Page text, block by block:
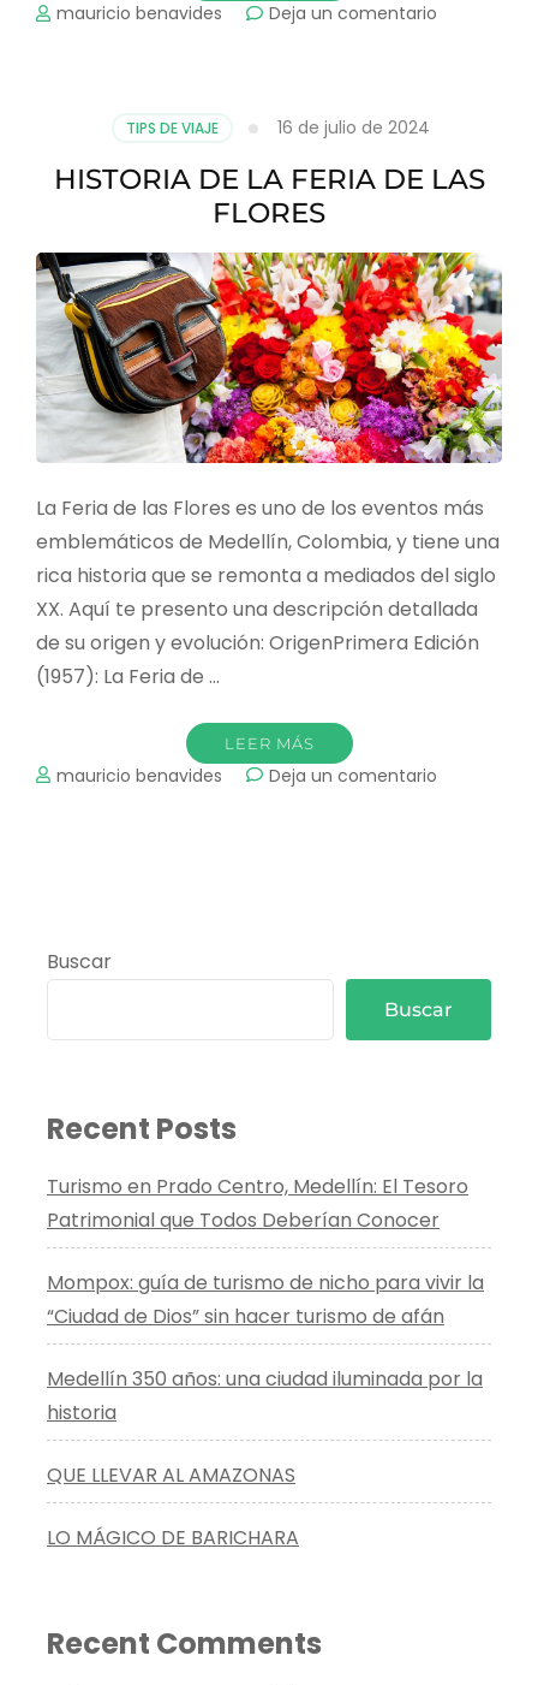
mauricio benavides Deja un comentario
TIPS DE VIAJE 16 de julio de 2024
HISTORIA DE LA FERIA DE LAS
FLORES
La Feria de las Flores es uno de los eventos más
emblemáticos de Medellín, Colombia, y tiene una
rica historia que se remonta a mediados del siglo
XX. Aquí te presento una descripción detallada
de su origen y evolución: OrigenPrimera Edición
(1957): La Feria de …
LEER MÁS
mauricio benavides Deja un comentario
Buscar
Buscar
Recent Posts
Turismo en Prado Centro, Medellín: El Tesoro
Patrimonial que Todos Deberían Conocer
Mompox: guía de turismo de nicho para vivir la
“Ciudad de Dios” sin hacer turismo de afán
Medellín 350 años: una ciudad iluminada por la
historia
QUE LLEVAR AL AMAZONAS
LO MÁGICO DE BARICHARA
Recent Comments